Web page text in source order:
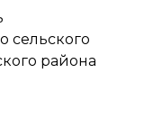
сельского
района